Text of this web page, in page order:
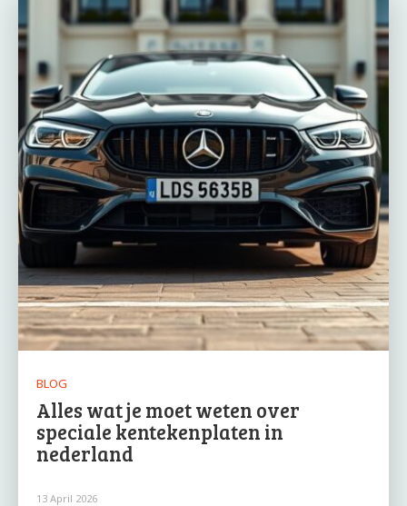
BLOG
Alles wat je moet weten over
speciale kentekenplaten in
nederland
13 April 2026